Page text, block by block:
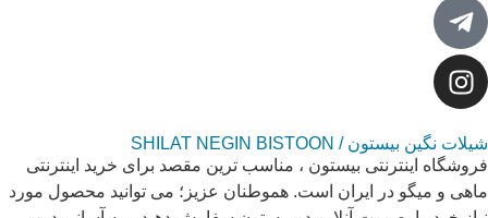
شیلات نگین بیستون / SHILAT NEGIN BISTOON
فروشگاه اینترنتی بیستون ، مناسب ترین مقصد برای خرید اینترنتی
ماهی و میگو در ایران است. هموطنان عزیز؛ می توانید محصول مورد